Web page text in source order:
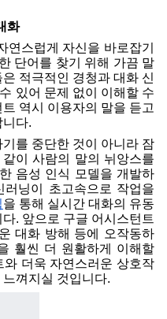
화
연스럽게 자신을 바로잡기
단어를 찾기 위해 가끔 말
적극적인 경청과 대화 신
있어 문제 없이 이해할 수
역시 이용자의 말을 듣고
다.
를 중단한 것이 아니라 잠
이 사람의 말의 뉘앙스를
음성 인식 모델을 개발하
닝이 초고속으로 작업을
을 통해 실시간 대화의 유동
. 앞으로 구글 어시스턴트
대화 방해 등에 오작동하
훨씬 더 원활하게 이해할
더욱 자연스러운 상호작
껴지실 것입니다.